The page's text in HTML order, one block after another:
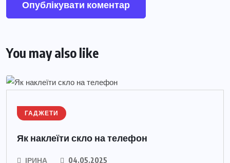
You may also like
ГАДЖЕТИ
Як наклеїти скло на телефон
ІРИНА 04.05.2025